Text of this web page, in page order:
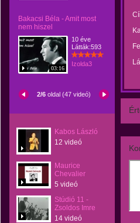
Bakacsi Béla - Amit most
nem hiszel
03:16
10 éve
Látták:593
Izolda3
2/6 oldal (47 videó)
Kabos László
12 videó
Maurice
Chevalier
5 videó
Stúdió 11 -
Zsoldos Imre
14 videó